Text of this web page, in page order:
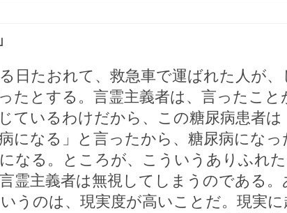
日たおれて、救急車で運ばれた人が、
たとする。言霊主義者は、言ったこと
ているわけだから、この糖尿病患者は
になる」と言ったから、糖尿病になっ
なる。ところが、こういうありふれた
霊主義者は無視してしまうのである。
うのは、現実度が高いことだ。現実に